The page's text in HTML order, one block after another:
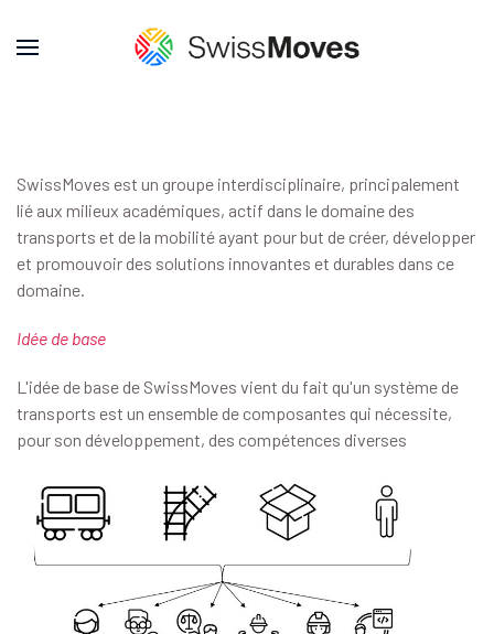
SwissMoves est un groupe interdisciplinaire, principalement
lié aux milieux académiques, actif dans le domaine des
transports et de la mobilité ayant pour but de créer, développer
et promouvoir des solutions innovantes et durables dans ce
domaine.
Idée de base
L'idée de base de SwissMoves vient du fait qu'un système de
transports est un ensemble de composantes qui nécessite,
pour son développement, des compétences diverses